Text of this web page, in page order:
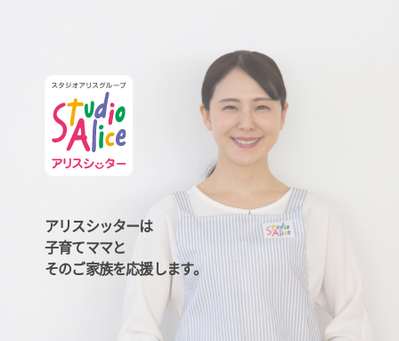
アリスシッターは
子育てママと